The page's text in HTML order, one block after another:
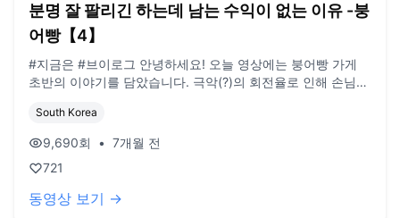
분명 잘 팔리긴 하는데 남는 수익이 없는 이유 -붕
어빵【4】
#지금은 #브이로그 안녕하세요! 오늘 영상에는 붕어빵 가게
초반의 이야기를 담았습니다. 극악(?)의 회전율로 인해 손님분
아해주셔서 감사했습니다. 저희 모두 장사는 처음이라 부족한
점이 많습니다. 이런 점 양해부탁드리며, 시청해주시면 감사하
겠습니다! (현재 올라가는 영상들은 '약 1년전 영상'인 점 참고
South Korea
9,690회 • 7개월 전
721
동영상 보기 →